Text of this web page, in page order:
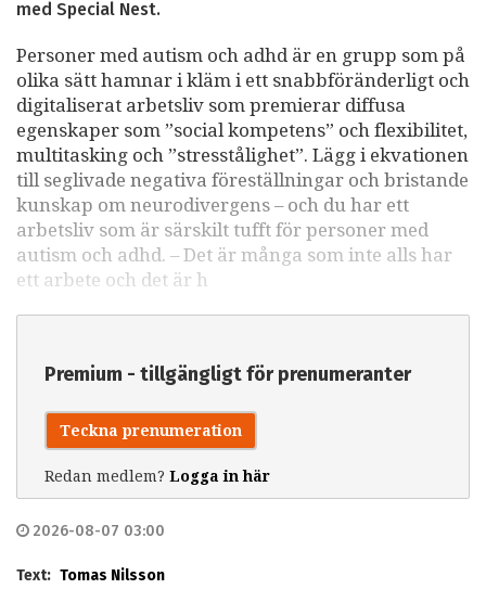
med Special Nest.
Personer med autism och adhd är en grupp som på
olika sätt hamnar i kläm i ett snabbföränderligt och
digitaliserat arbetsliv som premierar diffusa
egenskaper som ”social kompetens” och flexibilitet,
multitasking och ”stresstålighet”. Lägg i ekvationen
till seglivade negativa föreställningar och bristande
kunskap om neurodivergens – och du har ett
arbetsliv som är särskilt tufft för personer med
autism och adhd. – Det är många som inte alls har
ett arbete och det är h
Premium - tillgängligt för prenumeranter
Teckna prenumeration
Redan medlem? Logga in här
2026-08-07 03:00
Text: Tomas Nilsson